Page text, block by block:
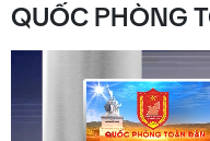
QUỐC PHÒNG